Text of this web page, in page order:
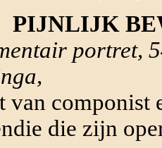
PIJNLIJK
portret,
van componist
die zijn